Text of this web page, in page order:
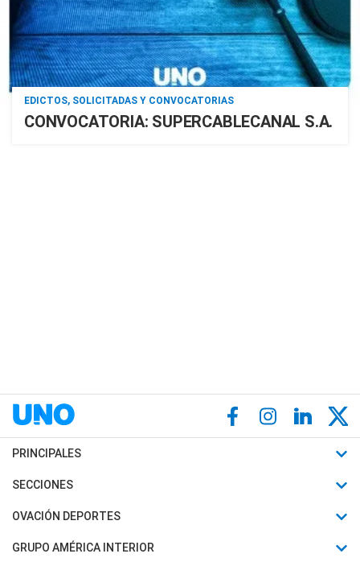
EDICTOS, SOLICITADAS Y CONVOCATORIAS
CONVOCATORIA: SUPERCABLECANAL S.A.
PRINCIPALES
Últimas Noticias
Política
SECCIONES
Horóscopo
Motores
OVACIÓN DEPORTES
Fútbol
GRUPO AMÉRICA INTERIOR